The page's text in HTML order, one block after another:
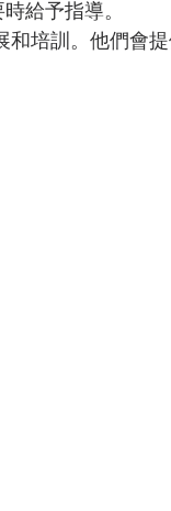
給予指導。
培訓。他們會